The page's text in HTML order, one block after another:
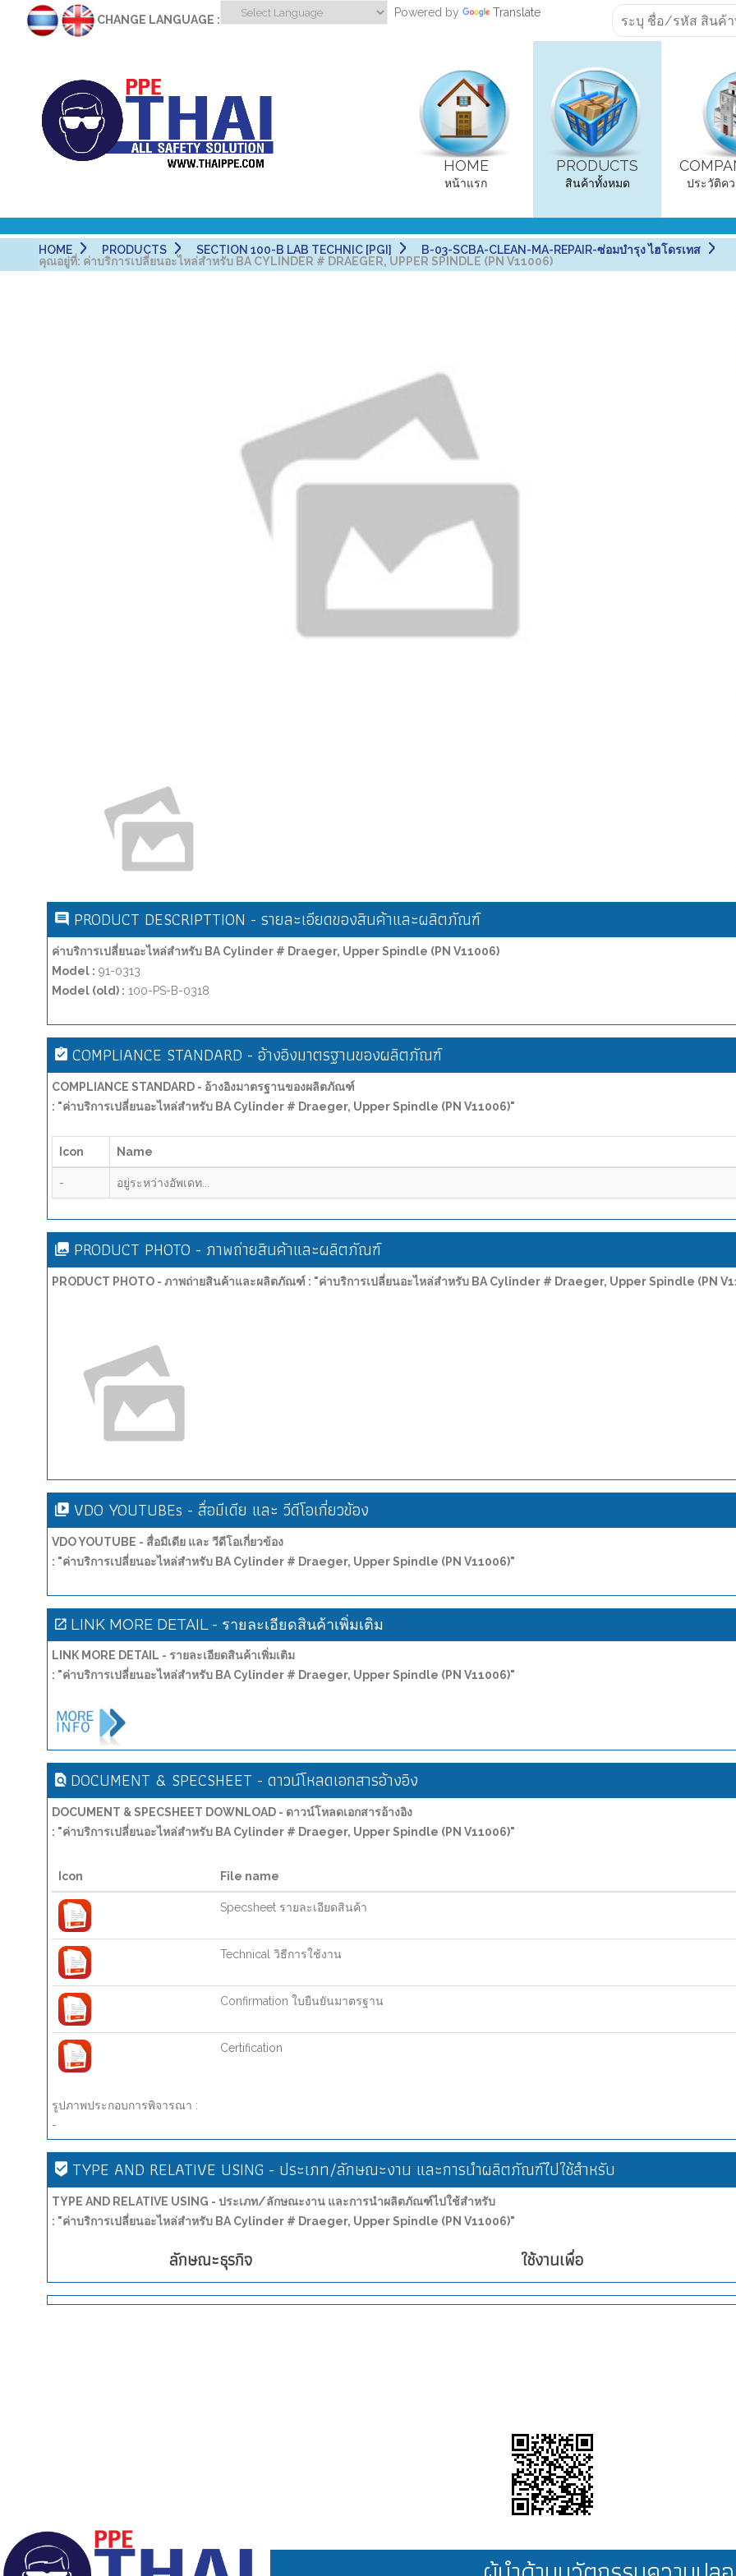
CHANGE LANGUAGE :
Powered by Translate
HOME
หน้าแรก
PRODUCTS
สินค้าทั้งหมด ประวัติค
HOME PRODUCTS SECTION 100-B LAB TECHNIC [PGI]
B-03-SCBA-CLEAN-MA-REPAIR-ซ่อมบำรุง ไฮโดรเทส
คุณอยู่ที่: ค่าบริการเปลี่ยนอะไหล่สำหรับ BA CYLINDER # DRAEGER, UPPER SPINDLE (PN V11006)
PRODUCT DESCRIPTTION - รายละเอียดของสินค้าและผลิตภัณฑ์
ค่าบริการเปลี่ยนอะไหล่สำหรับ BA Cylinder # Draeger, Upper Spindle (PN V11006)
Model : 91-0313
Model (old) : 100-PS-B-0318
COMPLIANCE STANDARD - อ้างอิงมาตรฐานของผลิตภัณฑ์
COMPLIANCE STANDARD - อ้างอิงมาตรฐานของผลิตภัณฑ์
: "ค่าบริการเปลี่ยนอะไหล่สำหรับ BA Cylinder # Draeger, Upper Spindle (PN V11006)"
Icon Name
- อยู่ระหว่างอัพเดท...
PRODUCT PHOTO - ภาพถ่ายสินค้าและผลิตภัณฑ์
PRODUCT PHOTO - ภาพถ่ายสินค้าและผลิตภัณฑ์ : "ค่าบริการเปลี่ยนอะไหล่สำหรับ BA Cylinder # Draeger, Upper Spindle (PN
VDO YOUTUBEs - สื่อมีเดีย และ วีดีโอเกี่ยวข้อง
VDO YOUTUBE - สื่อมีเดีย และ วีดีโอเกี่ยวข้อง
: "ค่าบริการเปลี่ยนอะไหล่สำหรับ BA Cylinder # Draeger, Upper Spindle (PN V11006)"
LINK MORE DETAIL - รายละเอียดสินค้าเพิ่มเติม
LINK MORE DETAIL - รายละเอียดสินค้าเพิ่มเติม
: "ค่าบริการเปลี่ยนอะไหล่สำหรับ BA Cylinder # Draeger, Upper Spindle (PN V11006)"
DOCUMENT & SPECSHEET - ดาวน์โหลดเอกสารอ้างอิง
DOCUMENT & SPECSHEET DOWNLOAD - ดาวน์โหลดเอกสารอ้างอิง
: "ค่าบริการเปลี่ยนอะไหล่สำหรับ BA Cylinder # Draeger, Upper Spindle (PN V11006)"
Icon File name
Specsheet รายละเอียดสินค้า
Technical วิธีการใช้งาน
Confirmation ใบยืนยันมาตรฐาน
Certification
รูปภาพประกอบการพิจารณา :
-
TYPE AND RELATIVE USING - ประเภท/ลักษณะงาน และการนำผลิตภัณฑ์ไปใช้สำหรับ
TYPE AND RELATIVE USING - ประเภท/ลักษณะงาน และการนำผลิตภัณฑ์ไปใช้สำหรับ
: "ค่าบริการเปลี่ยนอะไหล่สำหรับ BA Cylinder # Draeger, Upper Spindle (PN V11006)"
ลักษณะธุรกิจ ใช้งานเพื่อ